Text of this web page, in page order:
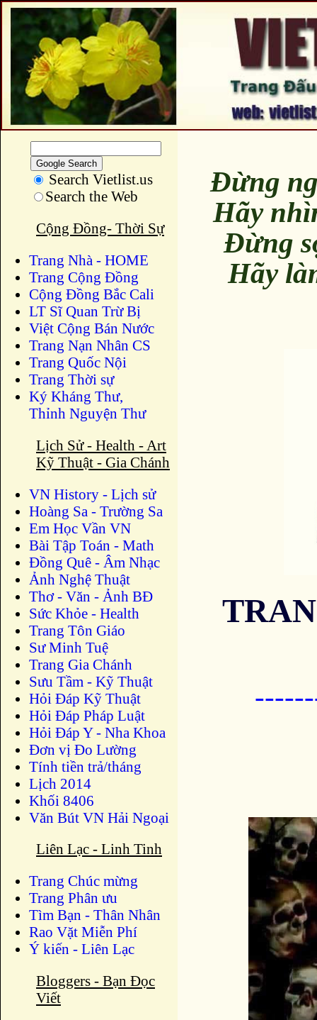
Search Vietlist.us
Search the Web
Cộng Đồng- Thời Sự
Trang Nhà - HOME
Trang Cộng Đồng
Cộng Đồng Bắc Cali
LT Sĩ Quan Trừ Bị
Việt Cộng Bán Nước
Trang Nạn Nhân CS
Trang Quốc Nội
Trang Thời sự
Ký Kháng Thư,
Thỉnh Nguyện Thư
Lịch Sử - Health - Art
Kỹ Thuật - Gia Chánh
VN History - Lịch sử
Hoàng Sa - Trường Sa
Em Học Vần VN
Bài Tập Toán - Math
Đồng Quê - Âm Nhạc
Ảnh Nghệ Thuật
Thơ - Văn - Ảnh BĐ
Sức Khỏe - Health
Trang Tôn Giáo
Sư Minh Tuệ
Trang Gia Chánh
Sưu Tầm - Kỹ Thuật
Hỏi Đáp Kỹ Thuật
Hỏi Đáp Pháp Luật
Hỏi Đáp Y - Nha Khoa
Đơn vị Đo Lường
Tính tiền trả/tháng
Lịch 2014
Khối 8406
Văn Bút VN Hải Ngoại
Liên Lạc - Linh Tinh
Trang Chúc mừng
Trang Phân ưu
Tìm Bạn - Thân Nhân
Rao Vặt Miễn Phí
Ý kiến - Liên Lạc
Bloggers - Bạn Đọc
Viết
Đừng
Hãy
Đừng
Hãy